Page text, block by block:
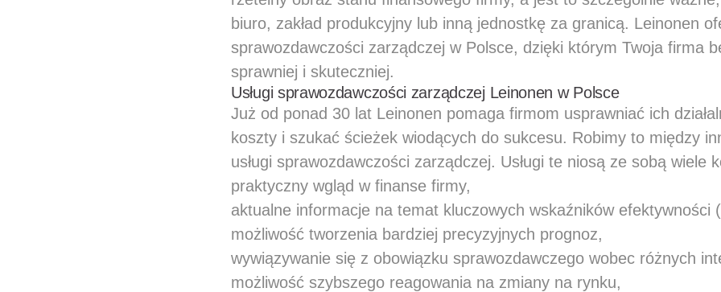
biuro, zakład produkcyjny lub inną jednostkę za granicą. Leinonen
sprawozdawczości zarządczej w Polsce, dzięki którym Twoja firma
sprawniej i skuteczniej.
Usługi sprawozdawczości zarządczej Leinonen w Polsce
Już od ponad 30 lat Leinonen pomaga firmom usprawniać ich
koszty i szukać ścieżek wiodących do sukcesu. Robimy to między
usługi sprawozdawczości zarządczej. Usługi te niosą ze sobą wiele
praktyczny wgląd w finanse firmy,
aktualne informacje na temat kluczowych wskaźników efektywności
możliwość tworzenia bardziej precyzyjnych prognoz,
wywiązywanie się z obowiązku sprawozdawczego wobec różnych
możliwość szybszego reagowania na zmiany na rynku,